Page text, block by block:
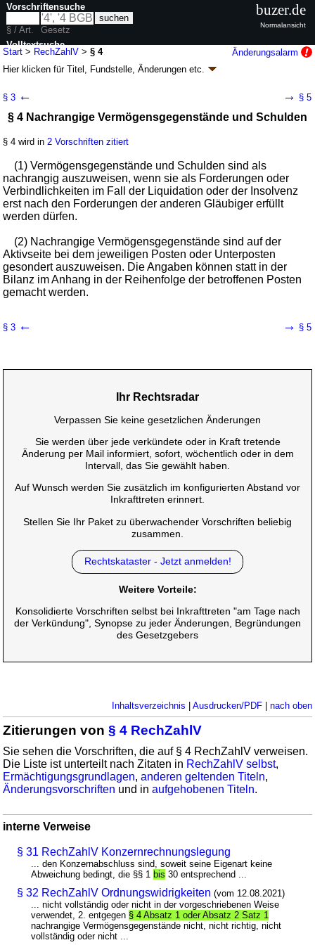
Start > RechZahlV >§ 4
Änderungsalarm
Hier klicken fürTitel, Fundstelle, Änderungen etc.
Rechnungslegungsverordnung (RechZahlV)
V. v. 02.11.2009BGBl. I S. 3680(Nr. 72 ); zuletzt geändert durchArtikel 25
Geltung ab 31.10.2009; FNA: 4101-16
6 weitere Fassungen | wird in 8 Vorschriften zitiert
Abschnitt 2 Bilanz und Gewinn- und Verlustrechnung
§ 3 ← → § 5
§ 4 Nachrangige Vermögensgegenstände und Schulden
§ 4 wird in 2 Vorschriften zitiert
(1) Vermögensgegenstände und Schulden sind als
nachrangig auszuweisen, wenn sie als Forderungen oder
Verbindlichkeiten im Fall der Liquidation oder der Insolvenz
erst nach den Forderungen der anderen Gläubiger erfüllt
werden dürfen.
(2) Nachrangige Vermögensgegenstände sind auf der
Aktivseite bei dem jeweiligen Posten oder Unterposten
gesondert auszuweisen. Die Angaben können statt in der
Bilanz im Anhang in der Reihenfolge der betroffenen Posten
gemacht werden.
§ 3 ← → § 5
Ihr Rechtsradar
Verpassen Sie keine gesetzlichen Änderungen
Sie werden über jede verkündete oder in Kraft tretende
Änderung per Mail informiert, sofort, wöchentlich oder in dem
Intervall, das Sie gewählt haben.
Auf Wunsch werden Sie zusätzlich im konfigurierten Abstand vor
Inkrafttreten erinnert.
Stellen Sie Ihr Paket zu überwachender Vorschriften beliebig
zusammen.
Rechtskataster - Jetzt anmelden!
Weitere Vorteile:
Konsolidierte Vorschriften selbst bei Inkrafttreten "am Tage nach
der Verkündung", Synopse zu jeder Änderungen, Begründungen
des Gesetzgebers
Inhaltsverzeichnis Ausdrucken/PDF| nach oben
Zitierungen von§ 4 RechZahlV
Sie sehen die Vorschriften, die auf § 4 RechZahlV verweisen.
Die Liste ist unterteilt nach Zitaten in RechZahlV selbst,
Ermächtigungsgrundlagen,anderen geltenden Titeln,
Änderungsvorschriften und inaufgehobenen Titeln.
interne Verweise
§ 31 RechZahlV Konzernrechnungslegung
... den Konzernabschluss sind, soweit seine Eigenart keine
Abweichung bedingt, die §§ 1 bis 30 entsprechend ...
§ 32 RechZahlV Ordnungswidrigkeiten (vom 12.08.2021)
... nicht vollständig oder nicht in der vorgeschriebenen Weise
verwendet, 2. entgegen § 4 Absatz 1 oder Absatz 2 Satz 1
nachrangige Vermögensgegenstände nicht, nicht richtig, nicht
vollständig oder nicht ...
Vorschriftensuche
§ / Art.
Gesetz
Volltextsuche
nur in RechZahlV
buzer.de
Normalansicht